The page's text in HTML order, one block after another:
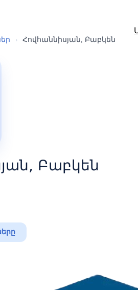
›
Հովհաննիսյան, Բաբկեն
Բաբկեն